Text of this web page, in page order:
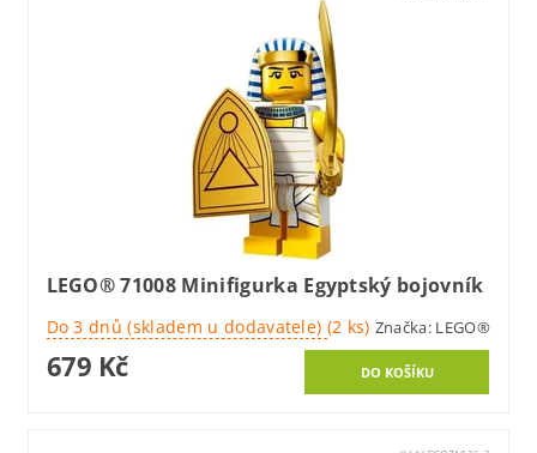
LEGO® 71008 Minifigurka Egyptský bojovník
Do 3 dnů (skladem u dodavatele) (2 ks) Značka: LEGO®
679 Kč